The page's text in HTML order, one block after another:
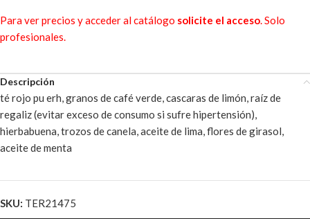
Para ver precios y acceder al catálogo solicite el acceso. Solo
profesionales.
Descripción
té rojo pu erh, granos de café verde, cascaras de limón, raíz de
regaliz (evitar exceso de consumo si sufre hipertensión),
hierbabuena, trozos de canela, aceite de lima, flores de girasol,
aceite de menta
SKU: TER21475